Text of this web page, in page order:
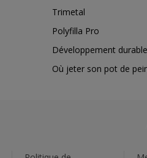
Trimetal
Polyfilla Pro
Développement durable
Où jeter son pot de